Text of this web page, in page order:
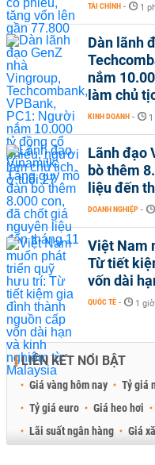
TÀI CHÍNH - 1
Dàn lãnh
nắm
làm chủ
KINH DOANH -
Lãnh đạo
bò thêm
liệu đến
DOANH NGHIỆP -
Việt Nam
Từ tiết
vốn dài
QUỐC TẾ - 1
LIÊN KẾT NỔI BẬT
Giá vàng hôm nay Tỷ giá
Tỷ giá euro
Giá heo hơi
Lãi suất ngân hàng
Giá